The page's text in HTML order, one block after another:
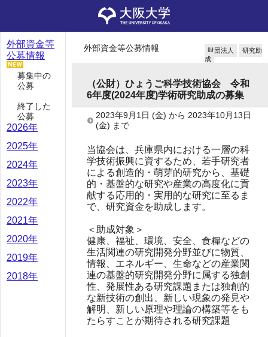
外部資金等
公募情報
募集中の
公募
終了した
公募
2026年
2025年
2024年
2023年
2022年
2021年
2020年
2019年
2018年
外部資金等公募情報 財団法人
研究助
成
（公財）ひょうご科学技術協会 令和
6年度(2024年度)学術研究助成の募集
2023年9月1日 (金) から 2023年10月13日
(金) まで
当協会は、兵庫県内における一層の科
学技術振興に資するため、若手研究者
による創造的・萌芽的研究から、基礎
的・基盤的な研究や産業の高度化に貢
献する応用的・実用的な研究に至るま
で、研究資金を助成します。
＜助成対象＞
健康、福祉、環境、安全、食糧などの
生活関連の研究開発分野並びに物質、
情報、エネルギー、生命などの産業関
連の基盤的研究開発分野に属する独創
性、発展性ある研究課題または独創的
な新技術の創出、新しい現象の発見や
解明、新しい原理や理論の構築等をも
たらすことが期待される研究課題